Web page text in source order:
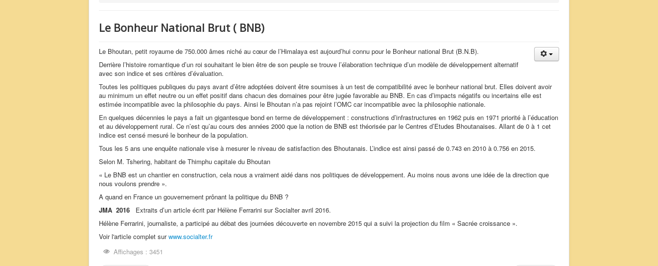
Le Bonheur National Brut ( BNB)
Le Bhoutan, petit royaume de 750.000 âmes niché au cœur de l’Himalaya est aujourd’hui connu pour le Bonheur national Brut (B.N.B).
Derrière l’histoire romantique d’un roi souhaitant le bien être de son peuple se trouve l’élaboration technique d’un modèle de développement alternatif
avec son indice et ses critères d’évaluation.
Toutes les politiques publiques du pays avant d’être adoptées doivent être soumises à un test de compatibilité avec le bonheur national brut. Elles doivent avoir
au minimum un effet neutre ou un effet positif dans chacun des domaines pour être jugée favorable au BNB. En cas d’impacts négatifs ou incertains elle est
estimée incompatible avec la philosophie du pays. Ainsi le Bhoutan n’a pas rejoint l’OMC car incompatible avec la philosophie nationale.
En quelques décennies le pays a fait un gigantesque bond en terme de développement : constructions d’infrastructures en 1962 puis en 1971 priorité à l’éducation
et au développement rural. Ce n’est qu’au cours des années 2000 que la notion de BNB est théorisée par le Centres d’Etudes Bhoutanaises. Allant de 0 à 1 cet
indice est censé mesuré le bonheur de la population.
Tous les 5 ans une enquête nationale vise à mesurer le niveau de satisfaction des Bhoutanais. L’indice est ainsi passé de 0.743 en 2010 à 0.756 en 2015.
Selon M. Tshering, habitant de Thimphu capitale du Bhoutan
« Le BNB est un chantier en construction, cela nous a vraiment aidé dans nos politiques de développement. Au moins nous avons une idée de la direction que
nous voulons prendre ».
A quand en France un gouvernement prônant la politique du BNB ?
JMA 2016 Extraits d’un article écrit par Hélène Ferrarini sur Socialter avril 2016.
Hélène Ferrarini, journaliste, a participé au débat des journées découverte en novembre 2015 qui a suivi la projection du film « Sacrée croissance ».
Voir l'article complet surwww.socialter.fr
Affichages : 3451